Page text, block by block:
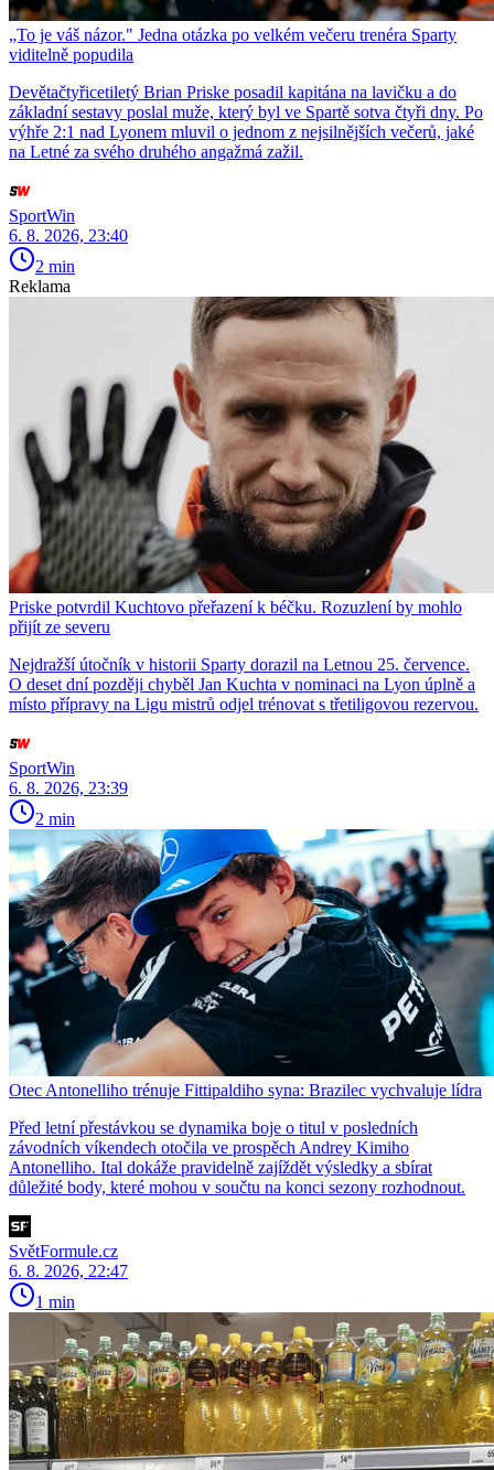
„To je váš názor." Jedna otázka po velkém večeru trenéra Sparty
viditelně popudila
Devětačtyřicetiletý Brian Priske posadil kapitána na lavičku a do
základní sestavy poslal muže, který byl ve Spartě sotva čtyři dny. Po
výhře 2:1 nad Lyonem mluvil o jednom z nejsilnějších večerů, jaké
na Letné za svého druhého angažmá zažil.
SportWin
6. 8. 2026, 23:40
2 min
Reklama
Priske potvrdil Kuchtovo přeřazení k béčku. Rozuzlení by mohlo
přijít ze severu
Nejdražší útočník v historii Sparty dorazil na Letnou 25. července.
O deset dní později chyběl Jan Kuchta v nominaci na Lyon úplně a
místo přípravy na Ligu mistrů odjel trénovat s třetiligovou rezervou.
SportWin
6. 8. 2026, 23:39
2 min
Otec Antonelliho trénuje Fittipaldiho syna: Brazilec vychvaluje lídra
Před letní přestávkou se dynamika boje o titul v posledních
závodních víkendech otočila ve prospěch Andrey Kimiho
Antonelliho. Ital dokáže pravidelně zajíždět výsledky a sbírat
důležité body, které mohou v součtu na konci sezony rozhodnout.
SvětFormule.cz
6. 8. 2026, 22:47
1 min